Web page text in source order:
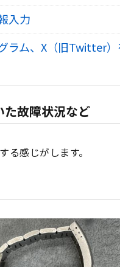
入力
ラム、X（旧Twitter）
た故障状況など
る感じがします。